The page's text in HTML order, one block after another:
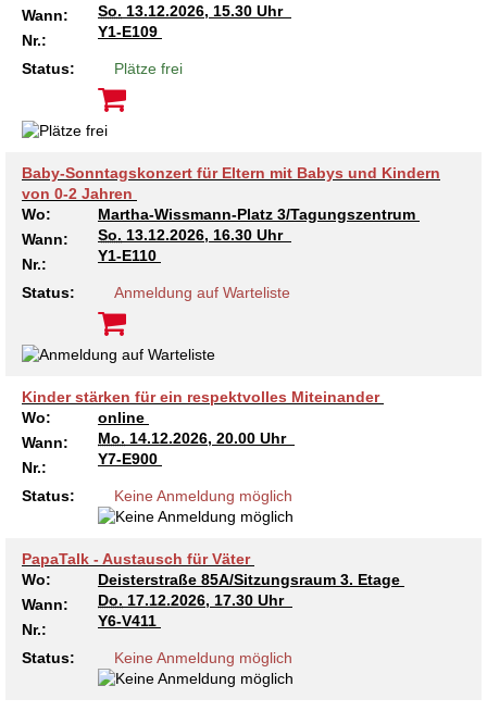
Wann:
So. 13.12.2026, 15.30 Uhr
Nr.:
Y1-E109
Status: Plätze frei
Baby-Sonntagskonzert für Eltern mit Babys und Kindern
von 0-2 Jahren
Wo:
Martha-Wissmann-Platz 3/Tagungszentrum
Wann:
So. 13.12.2026, 16.30 Uhr
Nr.:
Y1-E110
Status: Anmeldung auf Warteliste
Kinder stärken für ein respektvolles Miteinander
Wo:
online
Wann:
Mo. 14.12.2026, 20.00 Uhr
Nr.:
Y7-E900
Status: Keine Anmeldung möglich
PapaTalk - Austausch für Väter
Wo:
Deisterstraße 85A/Sitzungsraum 3. Etage
Wann:
Do. 17.12.2026, 17.30 Uhr
Nr.:
Y6-V411
Status: Keine Anmeldung möglich